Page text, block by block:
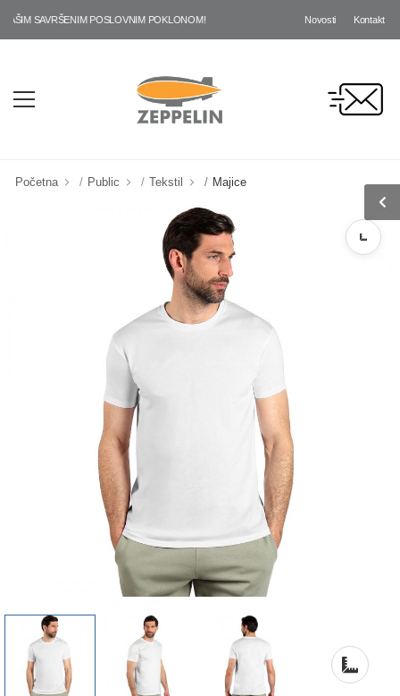
SAVRŠENIM POSLOVNIM POKLONOM! Novosti Kontakt
Početna Public Tekstil Majice